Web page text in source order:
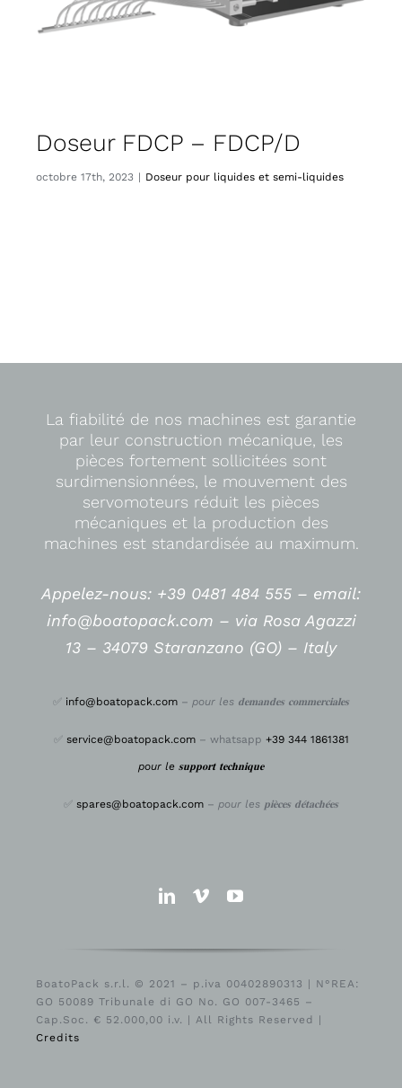
Doseur FDCP – FDCP/D
octobre 17th, 2023 | Doseur pour liquides et semi-liquides
La fiabilité de nos machines est garantie
par leur construction mécanique, les
pièces fortement sollicitées sont
surdimensionnées, le mouvement des
servomoteurs réduit les pièces
mécaniques et la production des
machines est standardisée au maximum.
Appelez-nous: +39 0481 484 555 – email:
info@boatopack.com – via Rosa Agazzi
13 – 34079 Staranzano (GO) – Italy
✅ info@boatopack.com – pour les 𝐝𝐞𝐦𝐚𝐧𝐝𝐞𝐬 𝐜𝐨𝐦𝐦𝐞𝐫𝐜𝐢𝐚𝐥𝐞𝐬
✅ service@boatopack.com– whatsapp +39 344 1861381
pour le 𝐬𝐮𝐩𝐩𝐨𝐫𝐭 𝐭𝐞𝐜𝐡𝐧𝐢𝐪𝐮𝐞
✅ spares@boatopack.com – pour les 𝐩𝐢𝐞̀𝐜𝐞𝐬 𝐝𝐞́𝐭𝐚𝐜𝐡𝐞́𝐞𝐬
BoatoPack s.r.l. © 2021 – p.iva 00402890313 | N°REA:
GO 50089 Tribunale di GO No. GO 007-3465 –
Cap.Soc. € 52.000,00 i.v. | All Rights Reserved |
Credits